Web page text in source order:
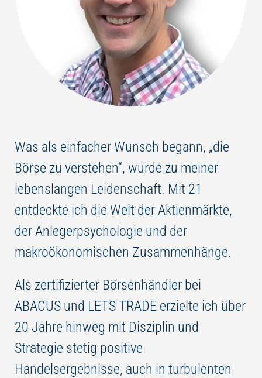
Was als einfacher Wunsch begann, „die
Börse zu verstehen“, wurde zu meiner
lebenslangen Leidenschaft. Mit 21
entdeckte ich die Welt der Aktienmärkte,
der Anlegerpsychologie und der
makroökonomischen Zusammenhänge.
Als zertifizierter Börsenhändler bei
ABACUS und LETS TRADE erzielte ich über
20 Jahre hinweg mit Disziplin und
Strategie stetig positive
Handelsergebnisse, auch in turbulenten